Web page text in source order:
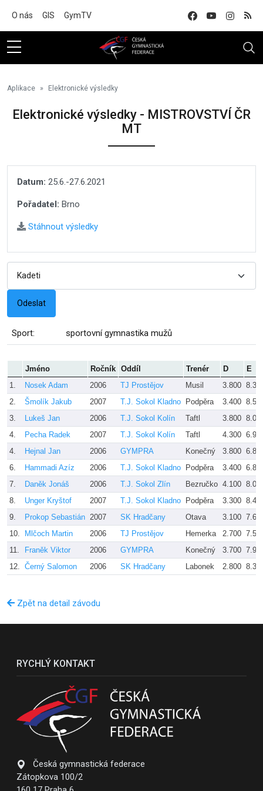
O nás GIS GymTV
Aplikace Elektronické výsledky
Elektronické výsledky - MISTROVSTVÍ ČR
MT
Datum: 25.6.-27.6.2021
Pořadatel: Brno
Stáhnout výsledky
Sport: sportovní gymnastika mužů
Jméno Ročník Oddíl Trenér D
E
1.
Nosek Adam 2006 TJ Prostějov Musil 3.800
2.
Šmolík Jakub 2007 T.J. Sokol Kladno Podpěra 3.400
3.
Lukeš Jan 2006 T.J. Sokol Kolín Taftl 3.800
4.
Pecha Radek 2007 T.J. Sokol Kolín Taftl 4.300
4.
Hejnal Jan 2006 GYMPRA Konečný 3.800
6.
Hammadi Azíz 2006 T.J. Sokol Kladno Podpěra 3.400
7.
Daněk Jonáš 2006 T.J. Sokol Zlín Bezručko 4.100
8.
Unger Kryštof 2007 T.J. Sokol Kladno Podpěra 3.300
9.
Prokop Sebastián 2007 SK Hradčany Otava 3.100
10.
Mlčoch Martin 2006 TJ Prostějov Hemerka 2.700
11.
Franěk Viktor 2006 GYMPRA Konečný 3.700
12. Černý Salomon 2006 SK Hradčany Labonek 2.800
Zpět na detail závodu
RYCHLÝ KONTAKT
Česká gymnastická federace
Zátopkova 100/2